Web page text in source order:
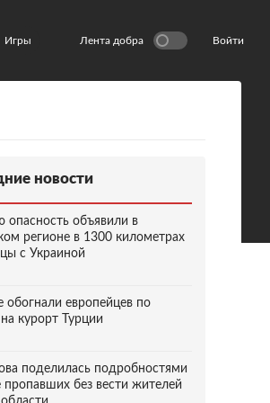
Игры Лента добра Войти
новости
опасность объявили в
регионе в 1300 километрах
с Украиной
обогнали европейцев по
курорт Турции
поделилась подробностями
пропавших без вести жителей